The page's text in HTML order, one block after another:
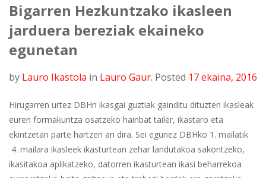
Bigarren Hezkuntzako ikasleen
jarduera bereziak ekaineko
egunetan
by Lauro Ikastola in Lauro Gaur. Posted 17 ekaina, 2016
Hirugarren urtez DBHn ikasgai guztiak gainditu dituzten ikasleak
euren formakuntza osatzeko hainbat tailer, ikastaro eta
ekintzetan parte hartzen ari dira. Sei egunez DBHko 1. mailatik
4. mailara ikasleek ikasturtean zehar landutakoa sakontzeko,
ikasitakoa aplikatzeko, datorren ikasturtean ikasi beharrekoa